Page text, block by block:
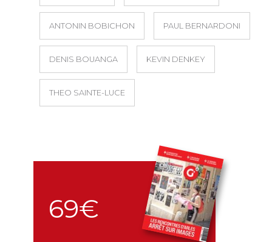
ANTONIN BOBICHON PAUL BERNARDONI
DENIS BOUANGA KEVIN DENKEY
THEO SAINTE-LUCE
69€